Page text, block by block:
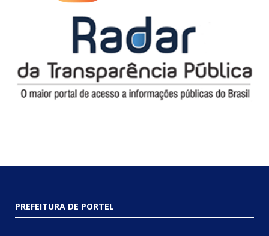
PREFEITURA DE PORTEL